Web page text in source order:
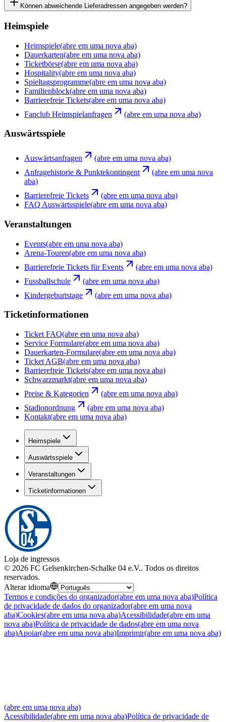
Können abweichende Lieferadressen angegeben werden?
Heimspiele
Heimspiele(abre em uma nova aba)
Dauerkarten(abre em uma nova aba)
Ticketbörse(abre em uma nova aba)
Hospitality(abre em uma nova aba)
Spieltagsprogramme(abre em uma nova aba)
Familienblock(abre em uma nova aba)
Barrierefreie Tickets(abre em uma nova aba)
Fanclub Heimspielanfragen
(abre em uma nova aba)
Auswärtsspiele
Auswärtsanfragen
(abre em uma nova aba)
Anfragehistorie & Punktekontingent
(abre em uma nova
aba)
Barrierefreie Tickets
(abre em uma nova aba)
FAQ Auswärtsspiele(abre em uma nova aba)
Veranstaltungen
Events(abre em uma nova aba)
Arena-Touren(abre em uma nova aba)
Barrierefreie Tickets für Events
(abre em uma nova aba)
Fussballschule
(abre em uma nova aba)
Kindergeburtstage
(abre em uma nova aba)
Ticketinformationen
Ticket FAQ(abre em uma nova aba)
Service Formulare(abre em uma nova aba)
Dauerkarten-Formulare(abre em uma nova aba)
Ticket AGB(abre em uma nova aba)
Barrierefreie Tickets(abre em uma nova aba)
Schwarzmarkt(abre em uma nova aba)
Preise & Kategorien
(abre em uma nova aba)
Stadionordnung
(abre em uma nova aba)
Kontakt(abre em uma nova aba)
Heimspiele
Auswärtsspiele
Veranstaltungen
Ticketinformationen
Loja de ingressos
© 2026 FC Gelsenkirchen-Schalke 04 e.V.. Todos os direitos
reservados.
Alterar idioma
Termos e condições do organizador(abre em uma nova aba)Política
de privacidade de dados do organizador(abre em uma nova
aba)Cookies(abre em uma nova aba)Acessibilidade(abre em uma
nova aba)Política de privacidade de dados(abre em uma nova
aba)Apoiar(abre em uma nova aba)Imprimir(abre em uma nova aba)
(abre em uma nova aba)
Acessibilidade(abre em uma nova aba)Política de privacidade de